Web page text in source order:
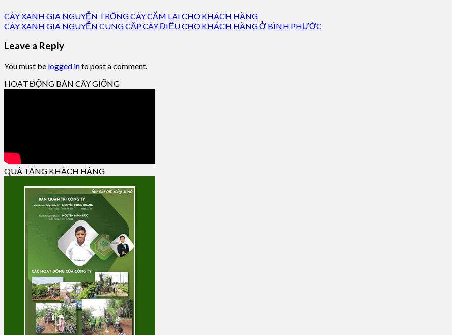
CÂY XANH GIA NGUYỄN TRỒNG CÂY CẨM LAI CHO KHÁCH HÀNG
CÂY XANH GIA NGUYỄN CUNG CẤP CÂY ĐIỀU CHO KHÁCH HÀNG Ở BÌNH PHƯỚC
Leave a Reply
You must be logged into post a comment.
HOẠT ĐỘNG BÁN CÂY GIỐNG
QUÀ TẶNG KHÁCH HÀNG